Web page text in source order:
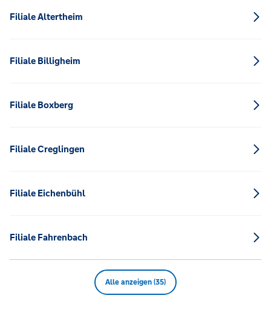
Filiale Altertheim
Filiale Billigheim
Filiale Boxberg
Filiale Creglingen
Filiale Eichenbühl
Filiale Fahrenbach
Alle anzeigen (35)